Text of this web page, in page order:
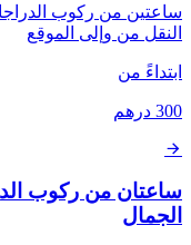
من ركوب الدراجات
من وإلى الموقع
من
درهم
من ركوب